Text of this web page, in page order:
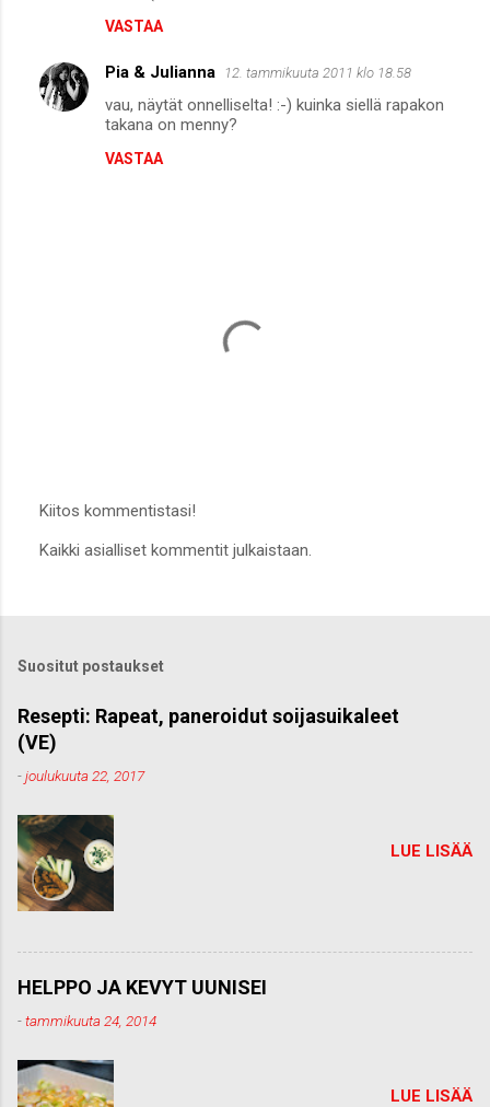
VASTAA
Pia & Julianna 12. tammikuuta 2011 klo 18.58
vau, näytät onnelliselta! :-) kuinka siellä rapakon
takana on menny?
VASTAA
ä
o
m
e
n
Kiitos kommentistasi!
Kaikki asialliset kommentit julkaistaan.
Suositut postaukset
Resepti: Rapeat, paneroidut soijasuikaleet
(VE)
-joulukuuta 22, 2017
LUE LISÄÄ
HELPPO JA KEVYT UUNISEI
-tammikuuta 24, 2014
LUE LISÄÄ